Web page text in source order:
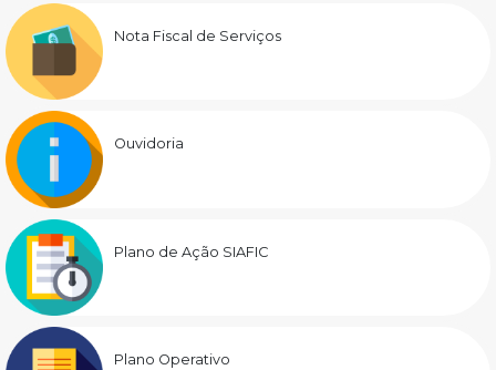
Nota Fiscal de Serviços
Ouvidoria
Plano de Ação SIAFIC
Plano Operativo